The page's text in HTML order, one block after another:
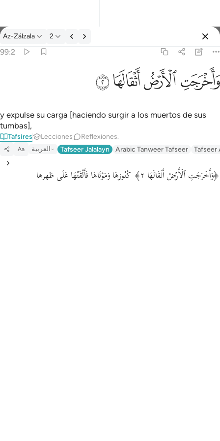
Tafsir: Az-Zálzala 99:2
Az-Zálzala 2
99:2
ﱺﱻﱼﱽ
y expulse su carga [haciendo surgir a los muertos de sus
tumbas],
Tafsires Lecciones Reflexiones.
Aa العربية Tafseer Jalalayn Arabic Tanweer Tafseer Tafseer
﴿وَأَخۡرَجَتِ ٱلۡأَرۡضُ أَثۡقَالَهَا ٢﴾ كُنُوزهَا وَمَوْتَاهَا فَأَلْقَتْهَا عَلَى ظهرها